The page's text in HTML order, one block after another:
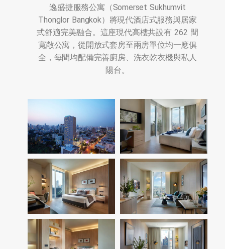
逸盛捷服務公寓（Somerset Sukhumvit
Thonglor Bangkok）將現代酒店式服務與居家
式舒適完美融合。這座現代高樓共設有 262 間
寬敞公寓，從開放式套房至兩房單位均一應俱
全，每間均配備完善廚房、洗衣乾衣機與私人
陽台。